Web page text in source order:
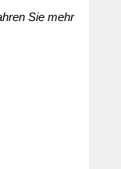
Sie mehr